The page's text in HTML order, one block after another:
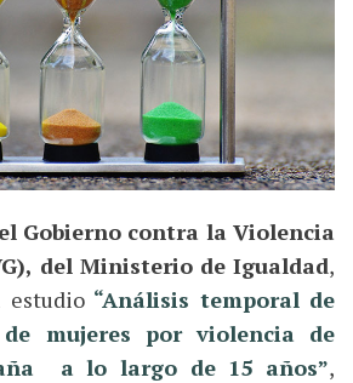
Gobierno contra la Violencia
del Ministerio de Igualdad,
estudio “Análisis temporal de
mujeres por violencia de
a lo largo de 15 años”,